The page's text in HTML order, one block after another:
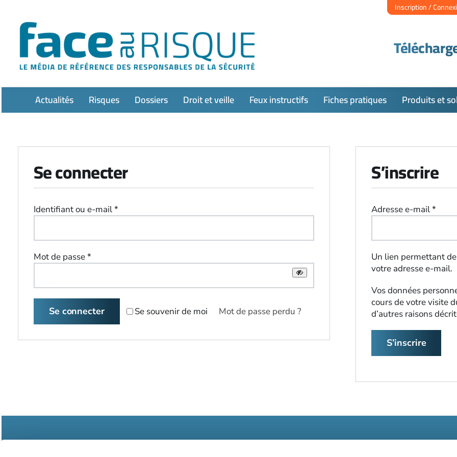
contenu
Inscription /
Actualités Risques Dossiers Droit et veille Feux instructifs Fiches pratiques Produits et
Se connecter
Identifiant ou e-mail*Obligatoire
Mot de passe*Obligatoire
Se souvenir de moi
Se connecter Mot de passe perdu ?
S’inscrire
Adresse e-mail*
Un lien permettant
votre adresse e-mail.
Vos données
cours de votre visite
d’autres raisons
S’inscrire